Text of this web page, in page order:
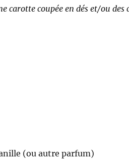
carotte coupée en dés et/ou des
(ou autre parfum)